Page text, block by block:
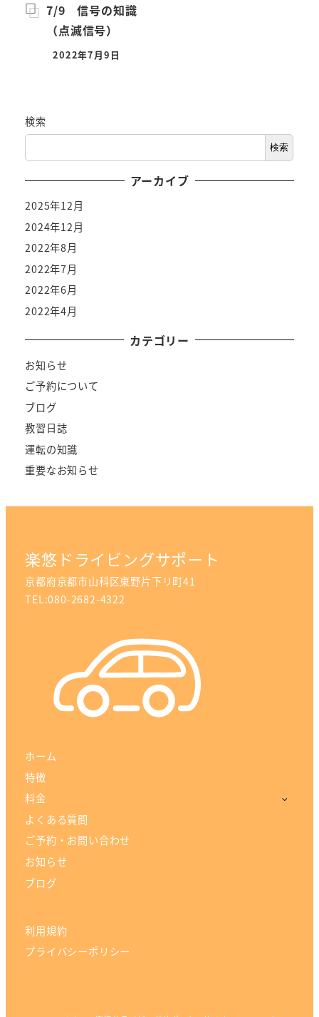
7/9 信号の知識
（点滅信号）
2022年7月9日
検索
検索
アーカイブ
2025年12月
2024年12月
2022年8月
2022年7月
2022年6月
2022年4月
カテゴリー
お知らせ
ご予約について
ブログ
教習日誌
運転の知識
重要なお知らせ
楽悠ドライビングサポート
京都府京都市山科区東野片下リ町41
TEL:080-2682-4322
ホーム
特徴
料金
よくある質問
ご予約・お問い合わせ
お知らせ
ブログ
利用規約
プライバシーポリシー